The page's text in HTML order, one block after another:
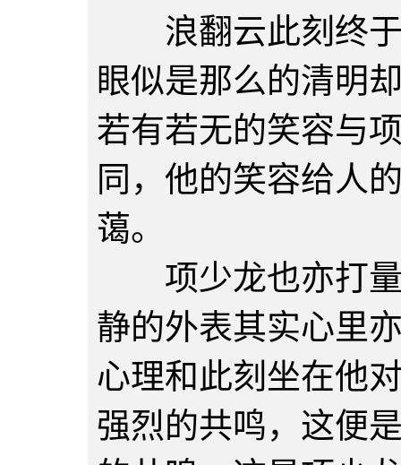
浪翻云此刻终于
眼似是那么的清明
若有若无的笑容与
同，他的笑容给人
蔼。
项少龙也亦打量
静的外表其实心里
心理和此刻坐在他
强烈的共鸣，这便